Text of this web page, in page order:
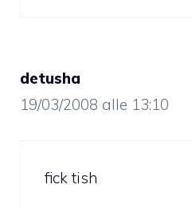
detusha
19/03/2008 alle 13:10
fick tish